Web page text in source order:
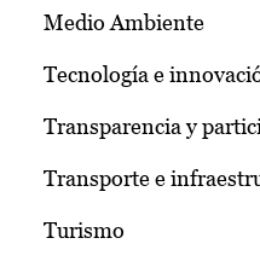
Medio Ambiente
Tecnología e
Transparencia y
Transporte e
Turismo